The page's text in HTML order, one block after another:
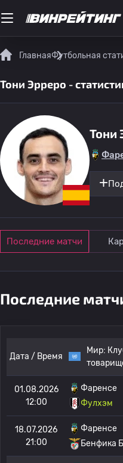
ГлавнаяФутбольная
Тони Эрреро -
Тони
Последние матчи
Последние
Дата / Время
Мир:
01.08.2026
12:00
Фаренсе
Фулхэм
18.07.2026
21:00
Фаренсе
Бенфика Б